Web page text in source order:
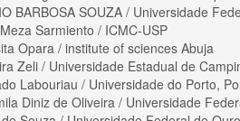
BARBOSA SOUZA / Universidade
Sarmiento / ICMC-USP
Opara / institute of sciences Abuja
Zeli / Universidade Estadual de
Labouriau / Universidade do Porto,
Diniz de Oliveira / Universidade